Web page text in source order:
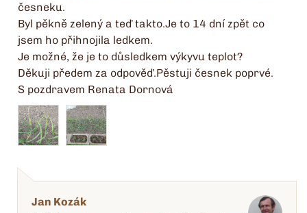
česneku.
Byl pěkně zelený a teď takto.Je to 14 dní zpět co
jsem ho přihnojila ledkem.
Je možné, že je to důsledkem výkyvu teplot?
Děkuji předem za odpověď.Pěstuji česnek poprvé.
S pozdravem Renata Dornová
Jan Kozák